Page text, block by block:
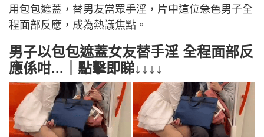
用包包遮蓋，替男友當眾手淫，片中這位急色男子全
程面部反應，成為熱議焦點。
男子以包包遮蓋女友替手淫 全程面部反
應係咁...｜點擊即睇↓↓↓↓